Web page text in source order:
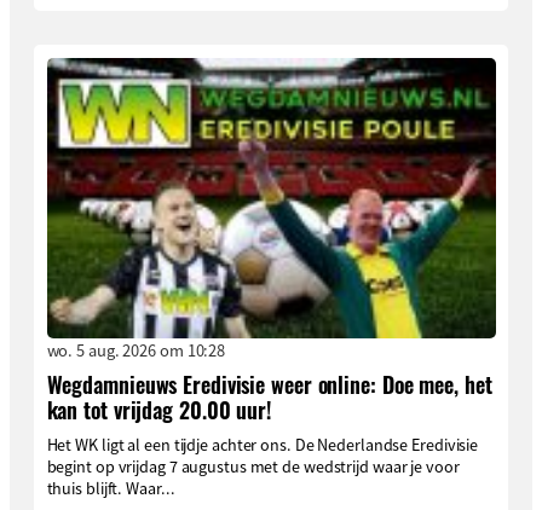
wo. 5 aug. 2026 om 10:28
Wegdamnieuws Eredivisie weer online: Doe mee, het
kan tot vrijdag 20.00 uur!
Het WK ligt al een tijdje achter ons. De Nederlandse Eredivisie
begint op vrijdag 7 augustus met de wedstrijd waar je voor
thuis blijft. Waar...